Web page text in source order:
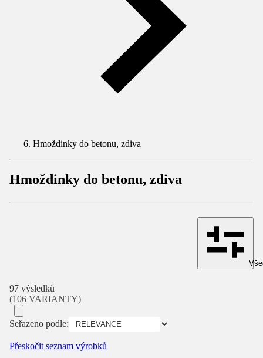
Hmoždinky do betonu, zdiva
Hmoždinky do betonu, zdiva
97 výsledků
(106 VARIANTY)
Seřazeno podle:
Přeskočit seznam výrobků